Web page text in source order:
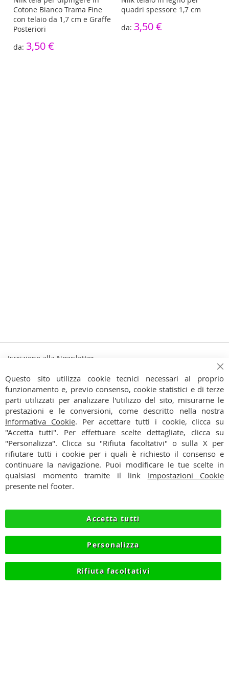
Cotone Bianco Trama Fine
con telaio da 1,7 cm e Graffe
Posteriori
3,50 €
quadri spessore 1,7 cm
3,50 €
Iscrizione alla Newsletter
alla
nostra
Newsletter:
Iscriviti
Ho preso visione dell'Informativa Privacy
CONTATTI
CONDIZIONI
PAGAMENTI
PRIVACY
RECESSO
COOKIE
© 2012-2026 NIKMART.IT - P.IVA IT03420740130 - TEL
Questo sito utilizza cookie tecnici necessari al proprio
funzionamento e, previo consenso, cookie statistici e di terze
parti utilizzati per analizzare l'utilizzo del sito, misurarne le
prestazioni e le conversioni, come descritto nella nostra
Informativa Cookie. Per accettare tutti i cookie, clicca su
"Accetta tutti". Per effettuare scelte dettagliate, clicca su
"Personalizza". Clicca su "Rifiuta facoltativi" o sulla X per
rifiutare tutti i cookie per i quali è richiesto il consenso e
continuare la navigazione. Puoi modificare le tue scelte in
qualsiasi momento tramite il link Impostazioni Cookie
presente nel footer.
Accetta tutti
Personalizza
Rifiuta facoltativi